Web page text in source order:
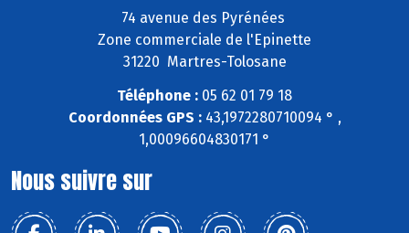
74 avenue des Pyrénées
Zone commerciale de l'Epinette
31220 Martres-Tolosane
Téléphone : 05 62 01 79 18
Coordonnées GPS :43,1972280710094 ° ,
1,00096604830171 °
Nous suivre sur